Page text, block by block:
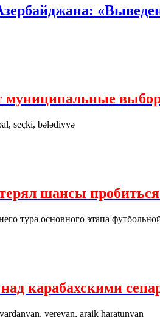
муниципальные
seçki, bələdiyyə
шансы
тура основного этапа
карабахскими
yerevan, araik haratunyan